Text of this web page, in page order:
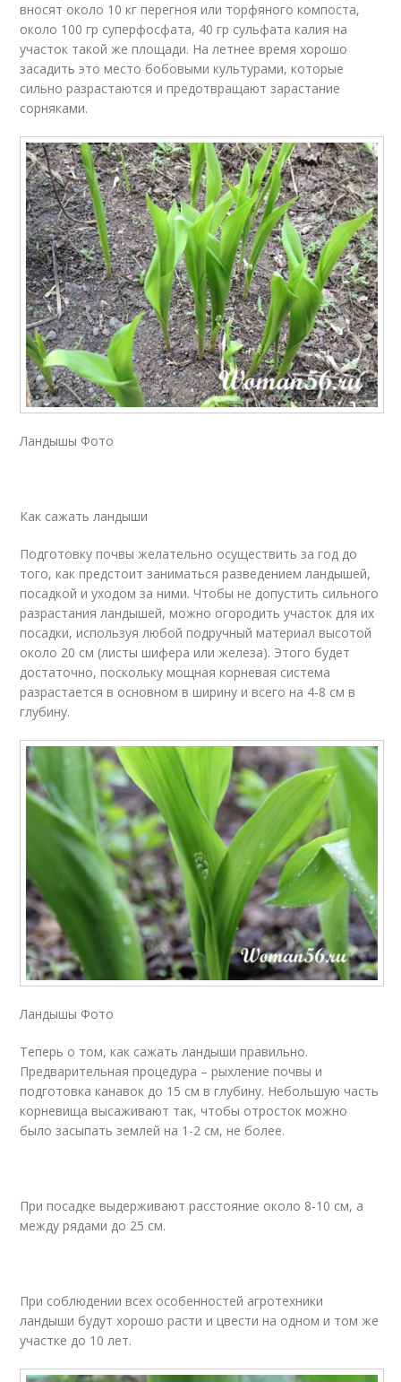
вносят около 10 кг перегноя или торфяного компоста,
около 100 гр суперфосфата, 40 гр сульфата калия на
участок такой же площади. На летнее время хорошо
засадить это место бобовыми культурами, которые
сильно разрастаются и предотвращают зарастание
сорняками.
Ландышы Фото
Как сажать ландыши
Подготовку почвы желательно осуществить за год до
того, как предстоит заниматься разведением ландышей,
посадкой и уходом за ними. Чтобы не допустить сильного
разрастания ландышей, можно огородить участок для их
посадки, используя любой подручный материал высотой
около 20 см (листы шифера или железа). Этого будет
достаточно, поскольку мощная корневая система
разрастается в основном в ширину и всего на 4-8 см в
глубину.
Ландышы Фото
Теперь о том, как сажать ландыши правильно.
Предварительная процедура – рыхление почвы и
подготовка канавок до 15 см в глубину. Небольшую часть
корневища высаживают так, чтобы отросток можно
было засыпать землей на 1-2 см, не более.
При посадке выдерживают расстояние около 8-10 см, а
между рядами до 25 см.
При соблюдении всех особенностей агротехники
ландыши будут хорошо расти и цвести на одном и том же
участке до 10 лет.